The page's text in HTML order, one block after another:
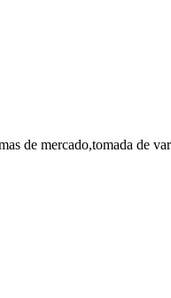
de mercado,tomada de